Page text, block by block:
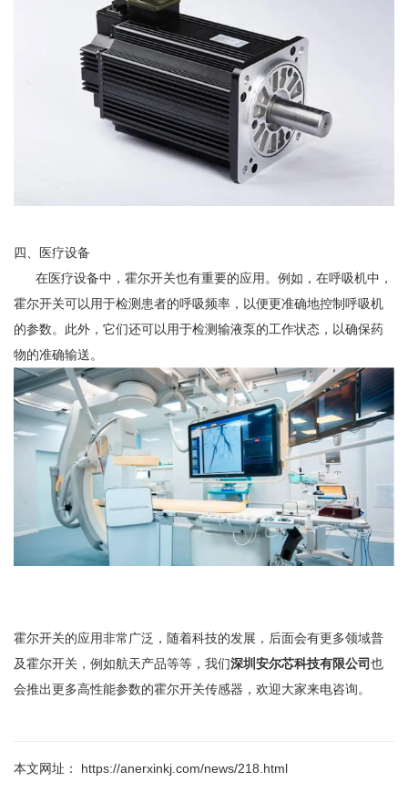
四、医疗设备
在医疗设备中，霍尔开关也有重要的应用。例如，在呼吸机中，
霍尔开关可以用于检测患者的呼吸频率，以便更准确地控制呼吸机
的参数。此外，它们还可以用于检测输液泵的工作状态，以确保药
物的准确输送。
霍尔开关的应用非常广泛，随着科技的发展，后面会有更多领域普
及霍尔开关，例如航天产品等等，我们深圳安尔芯科技有限公司也
会推出更多高性能参数的霍尔开关传感器，欢迎大家来电咨询。
本文网址： https://anerxinkj.com/news/218.html